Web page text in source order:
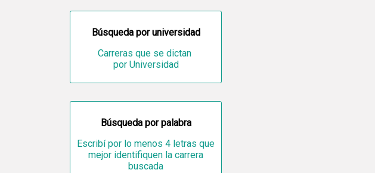
Búsqueda por universidad
Carreras que se dictan
por Universidad
Búsqueda por palabra
Escribí por lo menos 4 letras que
mejor identifiquen la carrera
buscada